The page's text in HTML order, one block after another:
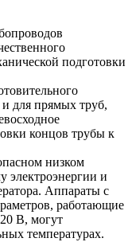
подготовки
и для прямых труб,
концов трубы к
низком
электроэнергии и
Аппараты с
работающие
В, могут
температурах.